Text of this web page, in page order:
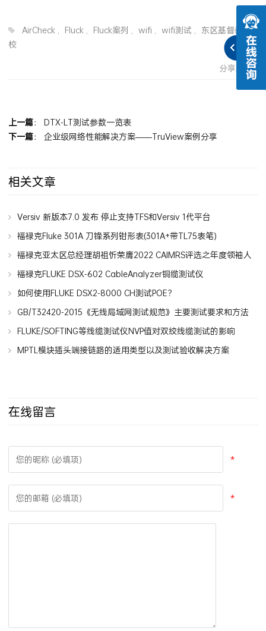
AirCheck, Fluck, Fluck案列 , wifi , wifi测试 , 东区基督教学
校
分享到：
上一篇： DTX-LT测试参数一览表
下一篇： 企业级网络性能解决方案——TruView案例分享
相关文章
Versiv 新版本7.0 发布 停止支持TFS和Versiv 1代平台
福禄克Fluke 301A 刀锋系列钳形表(301A+带TL75表笔)
福禄克亚太区总经理胡祖忻荣膺2022 CAIMRS评选之年度领袖人
福禄克FLUKE DSX-602 CableAnalyzer铜缆测试仪
如何使用FLUKE DSX2-8000 CH测试POE？
GB/T32420-2015《无线局域网测试规范》主要测试要求和方法
FLUKE/SOFTING等线缆测试仪NVP值对双绞线缆测试的影响
MPTL模块插头端接链路的适用类型以及测试验收解决方案
在线留言
*
*